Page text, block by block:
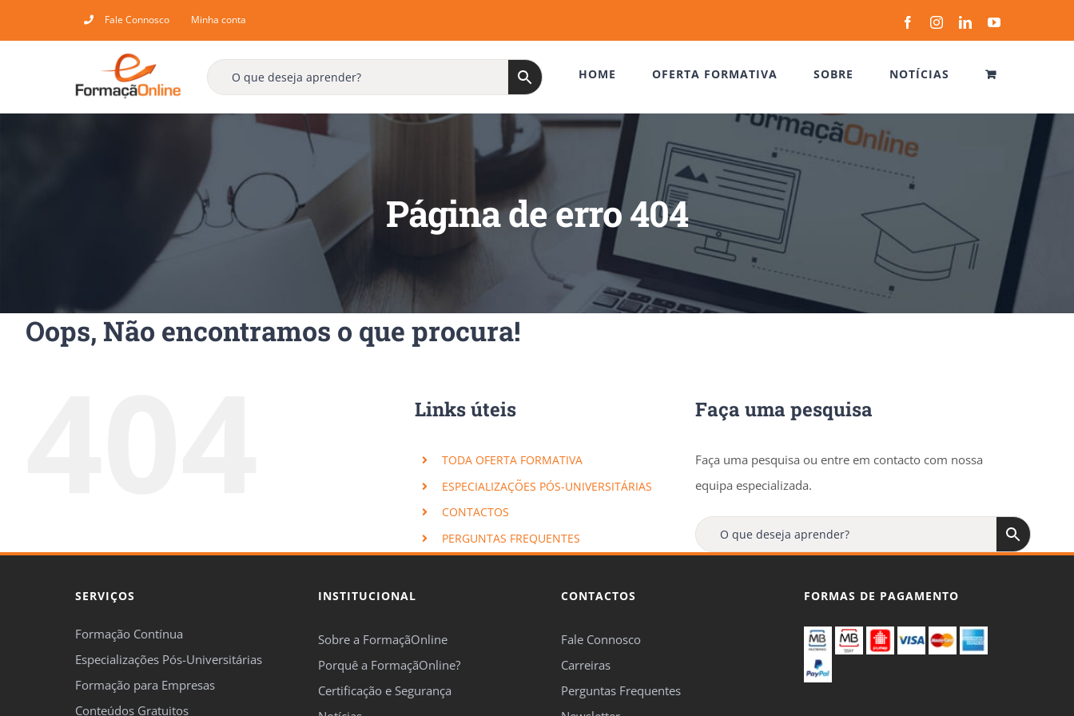
to
Fale Connosco Minha conta FacebookInstagramLinkedInYouTube
HOME OFERTA FORMATIVA SOBRE NOTÍCIAS
Página de erro 404
Oops, Não encontramos o que procura!
Links úteis
TODA OFERTA FORMATIVA
ESPECIALIZAÇÕES PÓS-UNIVERSITÁRIAS
CONTACTOS
PERGUNTAS FREQUENTES
Faça uma pesquisa
Faça uma pesquisa ou entre em contacto com nossa
equipa especializada.
SERVIÇOS
Formação Contínua
Especializações Pós-Universitárias
Formação para Empresas
Conteúdos Gratuitos
INSTITUCIONAL
Sobre a FormaçãOnline
Porquê a FormaçãOnline?
Certificação e Segurança
CONTACTOS
Fale Connosco
Carreiras
Perguntas Frequentes
FORMAS DE PAGAMENTO